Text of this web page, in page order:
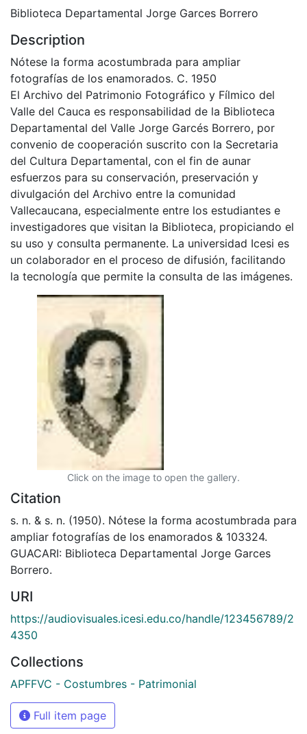
Biblioteca Departamental Jorge Garces Borrero
Description
Nótese la forma acostumbrada para ampliar
fotografías de los enamorados. C. 1950
El Archivo del Patrimonio Fotográfico y Fílmico del
Valle del Cauca es responsabilidad de la Biblioteca
Departamental del Valle Jorge Garcés Borrero, por
convenio de cooperación suscrito con la Secretaria
del Cultura Departamental, con el fin de aunar
esfuerzos para su conservación, preservación y
divulgación del Archivo entre la comunidad
Vallecaucana, especialmente entre los estudiantes e
investigadores que visitan la Biblioteca, propiciando el
su uso y consulta permanente. La universidad Icesi es
un colaborador en el proceso de difusión, facilitando
la tecnología que permite la consulta de las imágenes.
Click on the image to open the gallery.
Citation
s. n. & s. n. (1950). Nótese la forma acostumbrada para
ampliar fotografías de los enamorados & 103324.
GUACARI: Biblioteca Departamental Jorge Garces
Borrero.
URI
https://audiovisuales.icesi.edu.co/handle/123456789/2
4350
Collections
APFFVC - Costumbres - Patrimonial
Full item page